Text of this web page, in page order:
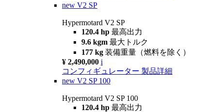
new V2 SP
Hypermotard V2 SP
120.4 hp 最高出力
9.6 kgm 最大トルク
177 kg 装備重量（燃料を除く）
¥ 2,490,000 i
コンフィギュレーター 製品詳細
new V2 SP 100
Hypermotard V2 SP 100
120.4 hp 最高出力